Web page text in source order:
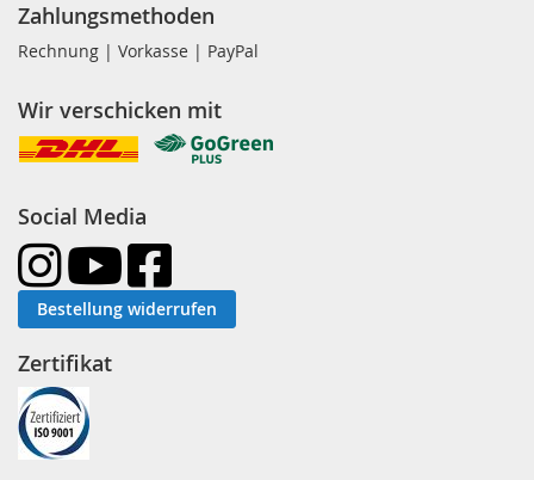
Zahlungsmethoden
Rechnung | Vorkasse | PayPal
Wir verschicken mit
Social Media
Bestellung widerrufen
Zertifikat